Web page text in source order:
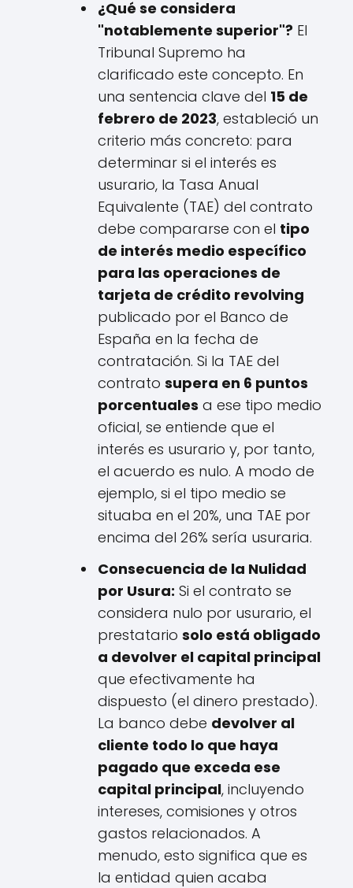
¿Qué se considera
"notablemente superior"? El
Tribunal Supremo ha
clarificado este concepto. En
una sentencia clave del 15 de
febrero de 2023, estableció un
criterio más concreto: para
determinar si el interés es
usurario, la Tasa Anual
Equivalente (TAE) del contrato
debe compararse con el tipo
de interés medio específico
para las operaciones de
tarjeta de crédito revolving
publicado por el Banco de
España en la fecha de
contratación. Si la TAE del
contrato supera en 6 puntos
porcentuales a ese tipo medio
oficial, se entiende que el
interés es usurario y, por tanto,
el acuerdo es nulo. A modo de
ejemplo, si el tipo medio se
situaba en el 20%, una TAE por
encima del 26% sería usuraria.
Consecuencia de la Nulidad
por Usura: Si el contrato se
considera nulo por usurario, el
prestatario solo está obligado
a devolver el capital principal
que efectivamente ha
dispuesto (el dinero prestado).
La banco debe devolver al
cliente todo lo que haya
pagado que exceda ese
capital principal, incluyendo
intereses, comisiones y otros
gastos relacionados. A
menudo, esto significa que es
la entidad quien acaba